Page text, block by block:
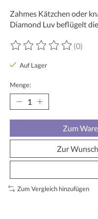
Zahmes Kätzchen oder
Diamond Luv beflügelt
Die Bewertung dieses
(0)
Auf Lager
Menge:
Zum
Zur
Zum Vergleich hinzufügen